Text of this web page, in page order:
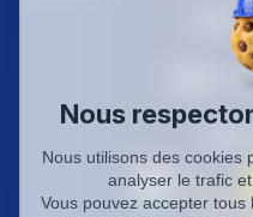
01
Nous
Nous utilisons des cookies
analyser le trafic
Vous pouvez accepter